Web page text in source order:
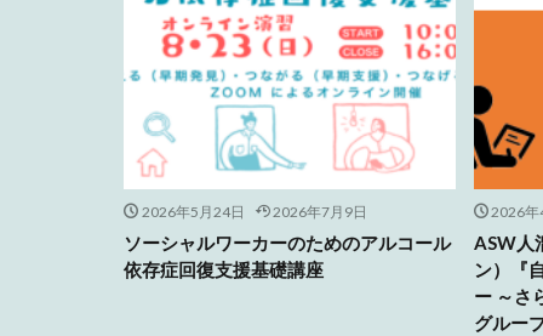
2026年5月24日 2026年7月9日
ソーシャルワーカーのためのアルコール
依存症回復支援基礎講座
2026
ASW人
ン）『
ー ～さ
グルー